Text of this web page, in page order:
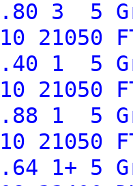
3 5
21050
1 5
21050
1 5
21050
1+ 5